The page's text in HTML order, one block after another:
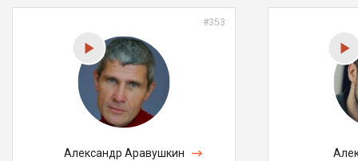
#353
Александр Аравушкин